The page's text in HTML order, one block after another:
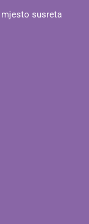
susreta